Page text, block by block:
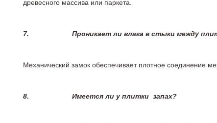
древесного массива или паркета.
7. Проникает ли влага в стыки между
Механический замок обеспечивает плотное соединение
8. Имеется ли у плитки запах?